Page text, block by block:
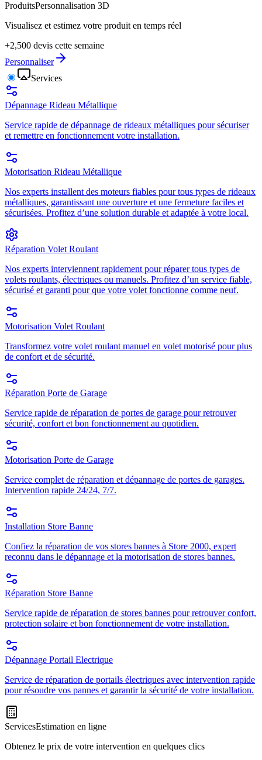
ProduitsPersonnalisation 3D
Visualisez et estimez votre produit en temps réel
+2,500 devis cette semaine
Personnaliser
Services
Dépannage Rideau Métallique
Service rapide de dépannage de rideaux métalliques pour sécuriser
et remettre en fonctionnement votre installation.
Motorisation Rideau Métallique
Nos experts installent des moteurs fiables pour tous types de rideaux
métalliques, garantissant une ouverture et une fermeture faciles et
sécurisées. Profitez d’une solution durable et adaptée à votre local.
Réparation Volet Roulant
Nos experts interviennent rapidement pour réparer tous types de
volets roulants, électriques ou manuels. Profitez d’un service fiable,
sécurisé et garanti pour que votre volet fonctionne comme neuf.
Motorisation Volet Roulant
Transformez votre volet roulant manuel en volet motorisé pour plus
de confort et de sécurité.
Réparation Porte de Garage
Service rapide de réparation de portes de garage pour retrouver
sécurité, confort et bon fonctionnement au quotidien.
Motorisation Porte de Garage
Service complet de réparation et dépannage de portes de garages.
Intervention rapide 24/24, 7/7.
Installation Store Banne
Confiez la réparation de vos stores bannes à Store 2000, expert
reconnu dans le dépannage et la motorisation de stores bannes.
Réparation Store Banne
Service rapide de réparation de stores bannes pour retrouver confort,
protection solaire et bon fonctionnement de votre installation.
Dépannage Portail Electrique
Service de réparation de portails électriques avec intervention rapide
pour résoudre vos pannes et garantir la sécurité de votre installation.
ServicesEstimation en ligne
Obtenez le prix de votre intervention en quelques clics